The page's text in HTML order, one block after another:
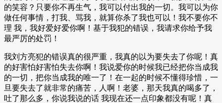
的笑容？只要你不再生气，我可以付出我的一切。我可以为你
做任何事情，打我、骂我，就算你杀了我也可以！我不要你不
理 我，我好爱好爱你啊！基于我犯的错误，我请求你给予我
最严厉的处罚！
我刘方亮犯的错误真的很严重，我真的以为要失去了你呢！真
的好害怕好害怕失去你啊！我说爱你的时候我已经把你当成我
的一切，把你当成我的唯一了！在一起的时候不懂得珍惜，一
旦要失去了就非常的痛苦，人啊！老婆，那天我真的喝多了，
吐了那么多，你说我说的话 我现在还一点印象都没有呢！真